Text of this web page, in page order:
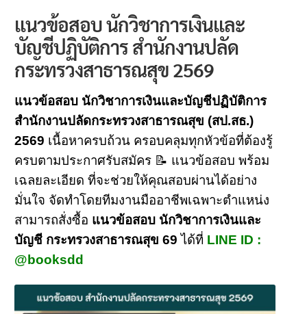
แนวข้อสอบ นักวิชาการเงินและ
บัญชีปฏิบัติการ สำนักงานปลัด
กระทรวงสาธารณสุข 2569
แนวข้อสอบ นักวิชาการเงินและบัญชีปฏิบัติการ
สำนักงานปลัดกระทรวงสาธารณสุข (สป.สธ.)
2569 เนื้อหาครบถ้วน ครอบคลุมทุกหัวข้อที่ต้องรู้
ครบตามประกาศรับสมัคร 📝 แนวข้อสอบ พร้อม
เฉลยละเอียด ที่จะช่วยให้คุณสอบผ่านได้อย่าง
มั่นใจ จัดทำโดยทีมงานมืออาชีพเฉพาะตำแหน่ง
สามารถสั่งซื้อ แนวข้อสอบ นักวิชาการเงินและ
บัญชี กระทรวงสาธารณสุข 69 ได้ที่ LINE ID :
@booksdd